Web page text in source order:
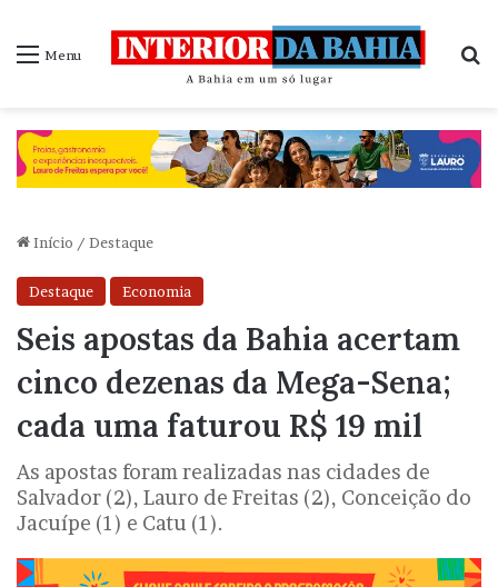
Menu
Início / Destaque
Destaque Economia
Seis apostas da Bahia acertam
cinco dezenas da Mega-Sena;
cada uma faturou R$ 19 mil
As apostas foram realizadas nas cidades de
Salvador (2), Lauro de Freitas (2), Conceição do
Jacuípe (1) e Catu (1).